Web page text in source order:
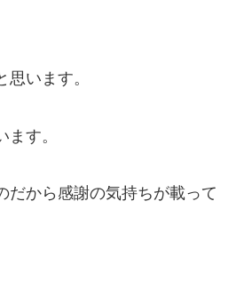
います。
す。
から感謝の気持ちが載って